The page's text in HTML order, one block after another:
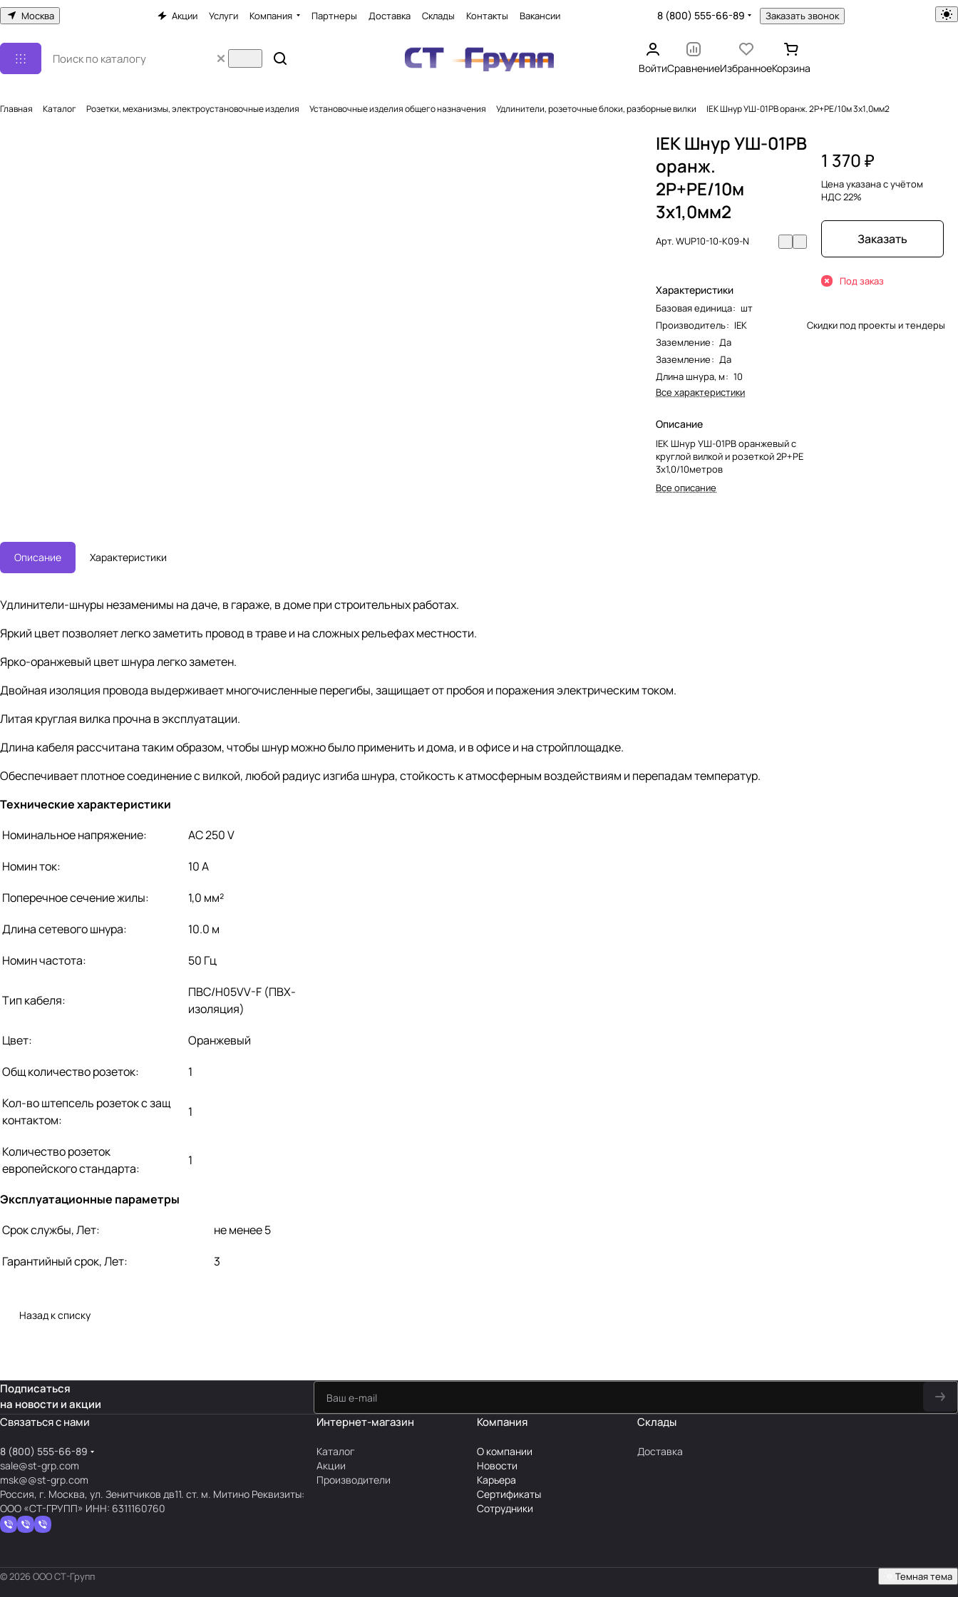
Москва Акции Услуги Компания Партнеры Доставка Склады Контакты Вакансии 8 (800) 555-66-89 Заказать звонок
ВойтиСравнениеИзбранноеКорзина
Главная Каталог Розетки, механизмы, электроустановочные изделия Установочные изделия общего назначения Удлинители, розеточные блоки, разборные вилки IEK Шнур УШ-01РВ оранж. 2P+PE/10м 3х1,0мм2
IEK Шнур УШ-01РВ
оранж.
2P+PE/10м
3х1,0мм2
Арт.WUP10-10-K09-N
Характеристики
Базовая единица: шт
Производитель: IEK
Заземление: Да
Заземление: Да
Длина шнура, м: 10
Все характеристики
Описание
IEK Шнур УШ-01РВ оранжевый с
круглой вилкой и розеткой 2Р+PЕ
3х1,0/10метров
Все описание
1 370 ₽
Цена указана с учётом
НДС 22%
Заказать
Под заказ
Скидки под проекты и тендеры
Описание Характеристики
Удлинители-шнуры незаменимы на даче, в гараже, в доме при строительных работах.
Яркий цвет позволяет легко заметить провод в траве и на сложных рельефах местности.
Ярко-оранжевый цвет шнура легко заметен.
Двойная изоляция провода выдерживает многочисленные перегибы, защищает от пробоя и поражения электрическим током.
Литая круглая вилка прочна в эксплуатации.
Длина кабеля рассчитана таким образом, чтобы шнур можно было применить и дома, и в офисе и на стройплощадке.
Обеспечивает плотное соединение с вилкой, любой радиус изгиба шнура, стойкость к атмосферным воздействиям и перепадам температур.
Технические характеристики
Номинальное напряжение:
AC 250 V
Номин ток:
10 А
Поперечное сечение жилы:
1,0 мм²
Длина сетевого шнура:
10.0 м
Номин частота:
50 Гц
Тип кабеля:
ПВС/H05VV-F (ПВХ-
изоляция)
Цвет:
Оранжевый
Общ количество розеток:
1
Кол-во штепсель розеток с защ
контактом:
1
Количество розеток
европейского стандарта:
1
Эксплуатационные параметры
Срок службы, Лет:
не менее 5
Гарантийный срок, Лет:
3
Назад к списку
Подписаться
на новости и акции
Связаться с нами
8 (800) 555-66-89
sale@st-grp.com
msk@@st-grp.com
Россия, г. Москва, ул. Зенитчиков дв11. ст. м. Митино Реквизиты:
ООО «СТ-ГРУПП» ИНН: 6311160760
Интернет-магазин
Каталог
Акции
Производители
Компания
О компании
Новости
Карьера
Сертификаты
Сотрудники
Склады
Доставка
© 2026 ООО СТ-Групп Темная тема